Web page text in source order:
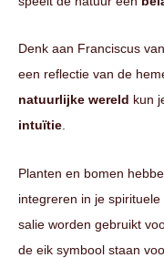
Denk aan Franciscus
een reflectie van de
natuurlijke wereld kun
intuïtie
Planten en bomen
integreren in je
salie worden gebruikt
de eik symbool staan